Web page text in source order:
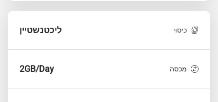
כיסוי ליכטנשטיין
מכסה 2GB/Day